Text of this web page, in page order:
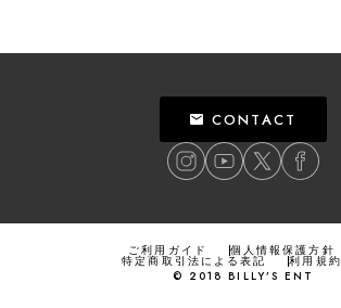
CONTACT
ご利用ガイド 個人情報保護方針
特定商取引法による表記
利用規約
© 2018 BILLY’S ENT